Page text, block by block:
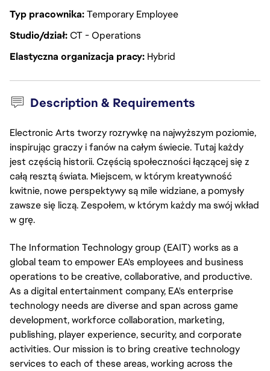
Typ pracownikaTemporary Employee
Studio/działCT - Operations
Elastyczna organizacja pracy Hybrid
Description & Requirements
Electronic Arts tworzy rozrywkę na najwyższym poziomie,
inspirując graczy i fanów na całym świecie. Tutaj każdy
jest częścią historii. Częścią społeczności łączącej się z
całą resztą świata. Miejscem, w którym kreatywność
kwitnie, nowe perspektywy są mile widziane, a pomysły
zawsze się liczą. Zespołem, w którym każdy ma swój wkład
w grę.
The Information Technology group (EAIT) works as a
global team to empower EA's employees and business
operations to be creative, collaborative, and productive.
As a digital entertainment company, EA's enterprise
technology needs are diverse and span across game
development, workforce collaboration, marketing,
publishing, player experience, security, and corporate
activities. Our mission is to bring creative technology
services to each of these areas, working across the